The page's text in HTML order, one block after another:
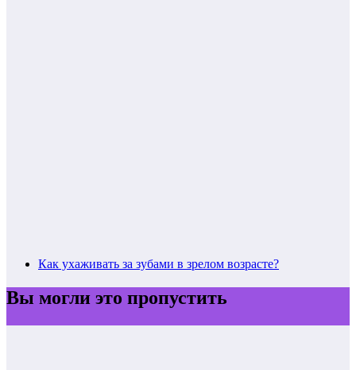
Как ухаживать за зубами в зрелом возрасте?
Вы могли это пропустить